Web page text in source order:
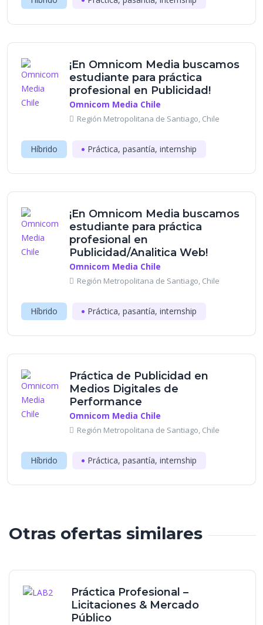
¡En Omnicom Media buscamos
estudiante para práctica
profesional en Publicidad!
Omnicom Media Chile
Región Metropolitana de Santiago, Chile
Híbrido Práctica, pasantía, internship
¡En Omnicom Media buscamos
estudiante para práctica
profesional en
Publicidad/Analitica Web!
Omnicom Media Chile
Región Metropolitana de Santiago, Chile
Híbrido Práctica, pasantía, internship
Práctica de Publicidad en
Medios Digitales de
Performance
Omnicom Media Chile
Región Metropolitana de Santiago, Chile
Híbrido Práctica, pasantía, internship
Otras ofertas similares
Práctica Profesional –
Licitaciones & Mercado
Público